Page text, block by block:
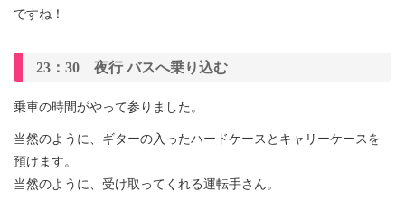
ですね！
23：30 夜行 バスへ乗り込む
乗車の時間がやって参りました。
当然のように、ギターの入ったハードケースとキャリーケースを
預けます。
当然のように、受け取ってくれる運転手さん。